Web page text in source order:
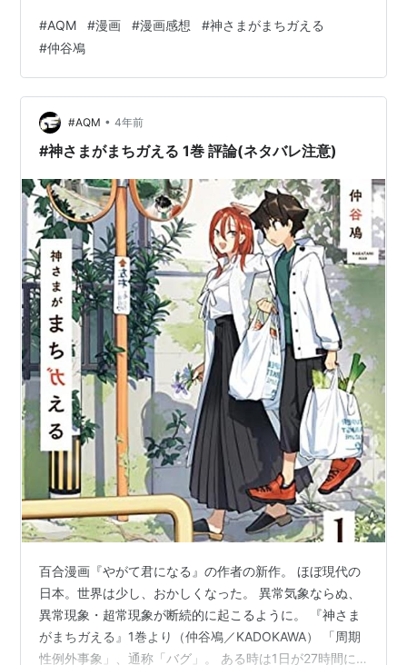
規模・影響大なバグは短期で収束し、逆に小規模・影響
小なバグは長期化する傾向に。政府の「例外庁」が収束
予測を発表する世界。 主人公の中学生男子の"紺"は親元
を離れて（？）シェアハウスに下宿。 ヒロインの、シェ
アハウスの大家の美女"かさね"は、兼業で大学の教員・
バグの研究者。 『神さ…
#AQM #漫画 #漫画感想 #神さまがまちガえる
#仲谷鳰
#AQM • 4年前
#神さまがまちガえる 1巻 評論(ネタバレ注意)
百合漫画『やがて君になる』の作者の新作。 ほぼ現代の
日本。世界は少し、おかしくなった。 異常気象ならぬ、
異常現象・超常現象が断続的に起こるように。 『神さま
がまちガえる』1巻より（仲谷鳰／KADOKAWA） 「周期
性例外事象」、通称「バグ」。 ある時は1日が27時間に